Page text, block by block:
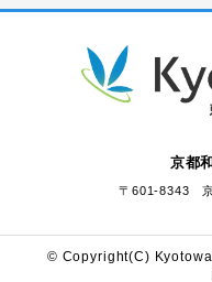
通信機器を用いて情報の
（2）個人情報の管理
収集させていただいた個
外部からの不正ア
万一そうした事態が発生
のうえ、再発防止
【個人情報の利用】
京都
〒601-8343 京
© Copyright(C)